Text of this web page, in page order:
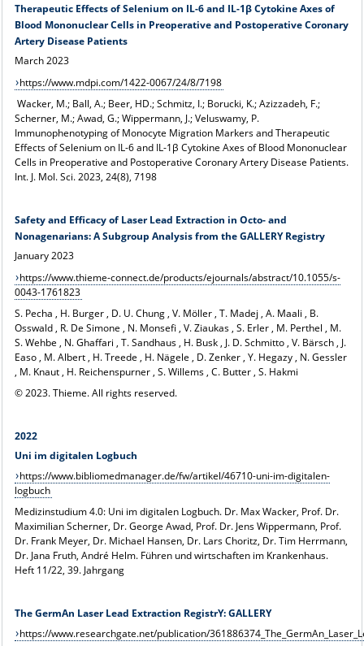
Therapeutic Effects of Selenium on IL-6 and IL-1β Cytokine Axes of
Blood Mononuclear Cells in Preoperative and Postoperative Coronary
Artery Disease Patients
March 2023
https://www.mdpi.com/1422-0067/24/8/7198
Wacker, M.; Ball, A.; Beer, HD.; Schmitz, I.; Borucki, K.; Azizzadeh, F.;
Scherner, M.; Awad, G.; Wippermann, J.; Veluswamy, P.
Immunophenotyping of Monocyte Migration Markers and Therapeutic
Effects of Selenium on IL-6 and IL-1β Cytokine Axes of Blood Mononuclear
Cells in Preoperative and Postoperative Coronary Artery Disease Patients.
Int. J. Mol. Sci. 2023, 24(8), 7198
Safety and Efficacy of Laser Lead Extraction in Octo- and
Nonagenarians: A Subgroup Analysis from the GALLERY Registry
January 2023
https://www.thieme-connect.de/products/ejournals/abstract/10.1055/s-
0043-1761823
S. Pecha , H. Burger , D. U. Chung , V. Möller , T. Madej , A. Maali , B.
Osswald , R. De Simone , N. Monsefi , V. Ziaukas , S. Erler , M. Perthel , M.
S. Wehbe , N. Ghaffari , T. Sandhaus , H. Busk , J. D. Schmitto , V. Bärsch , J.
Easo , M. Albert , H. Treede , H. Nägele , D. Zenker , Y. Hegazy , N. Gessler
, M. Knaut , H. Reichenspurner , S. Willems , C. Butter , S. Hakmi
© 2023. Thieme. All rights reserved.
2022
Uni im digitalen Logbuch
https://www.bibliomedmanager.de/fw/artikel/46710-uni-im-digitalen-
logbuch
Medizinstudium 4.0: Uni im digitalen Logbuch. Dr. Max Wacker, Prof. Dr.
Maximilian Scherner, Dr. George Awad, Prof. Dr. Jens Wippermann, Prof.
Dr. Frank Meyer, Dr. Michael Hansen, Dr. Lars Choritz, Dr. Tim Herrmann,
Dr. Jana Fruth, André Helm. Führen und wirtschaften im Krankenhaus.
Heft 11/22, 39. Jahrgang
The GermAn Laser Lead Extraction RegistrY: GALLERY
https://www.researchgate.net/publication/